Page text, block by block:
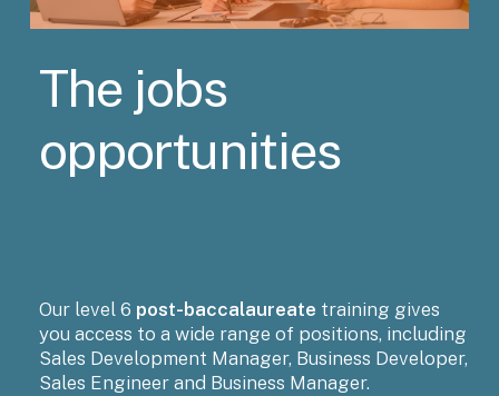
The jobs
opportunities
Our level 6 post-baccalaureate training gives
you access to a wide range of positions, including
Sales Development Manager, Business Developer,
Sales Engineer and Business Manager.